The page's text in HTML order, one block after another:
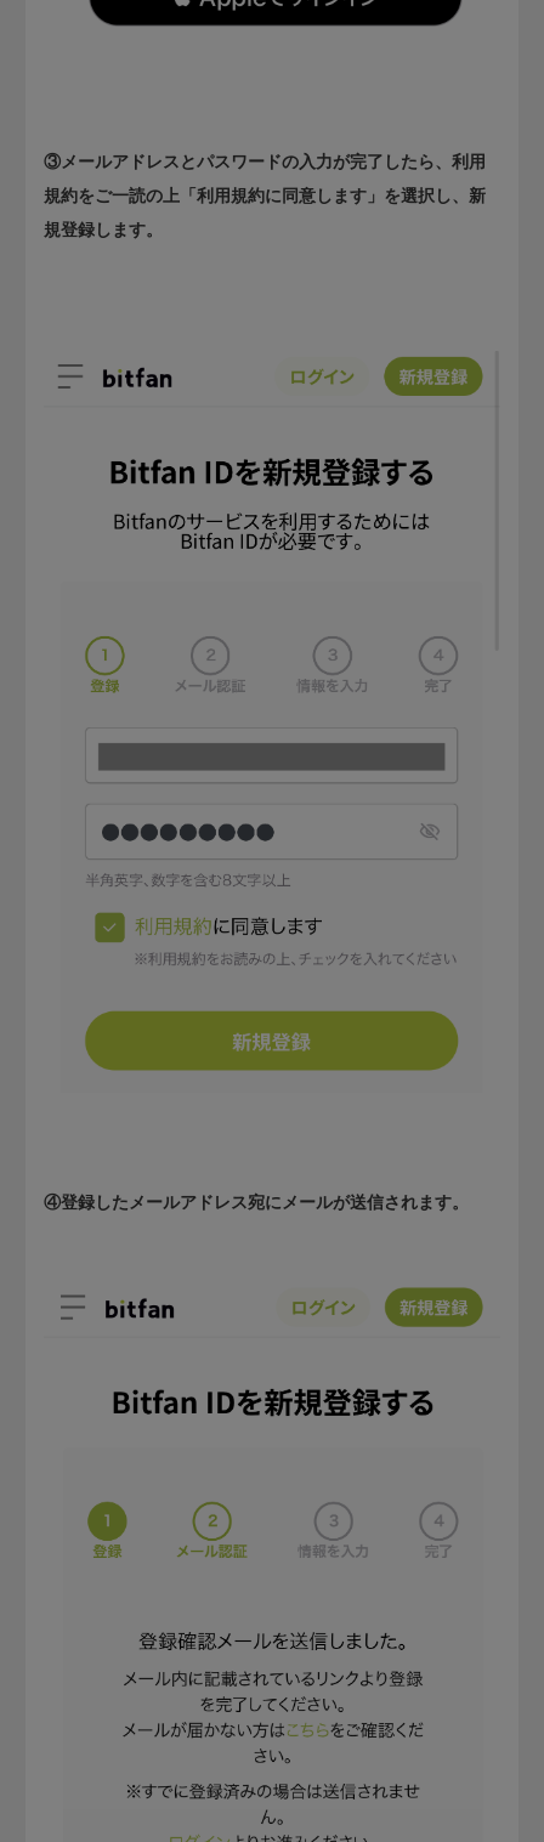
③メールアドレスとパスワードの入力が完了したら、利用
規約をご一読の上「利用規約に同意します」を選択し、新
規登録します。
④登録したメールアドレス宛にメールが送信されます。​